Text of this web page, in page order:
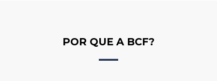
POR QUE A BCF?